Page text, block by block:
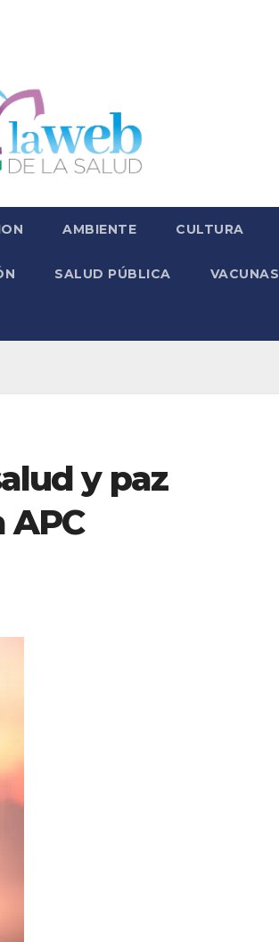
AMBIENTE CULTURA
SALUD PÚBLICA VACUNAS
y paz